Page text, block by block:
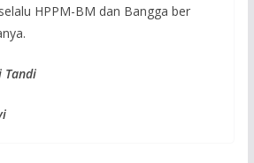
HPPM-BM dan Bangga ber
Tandi